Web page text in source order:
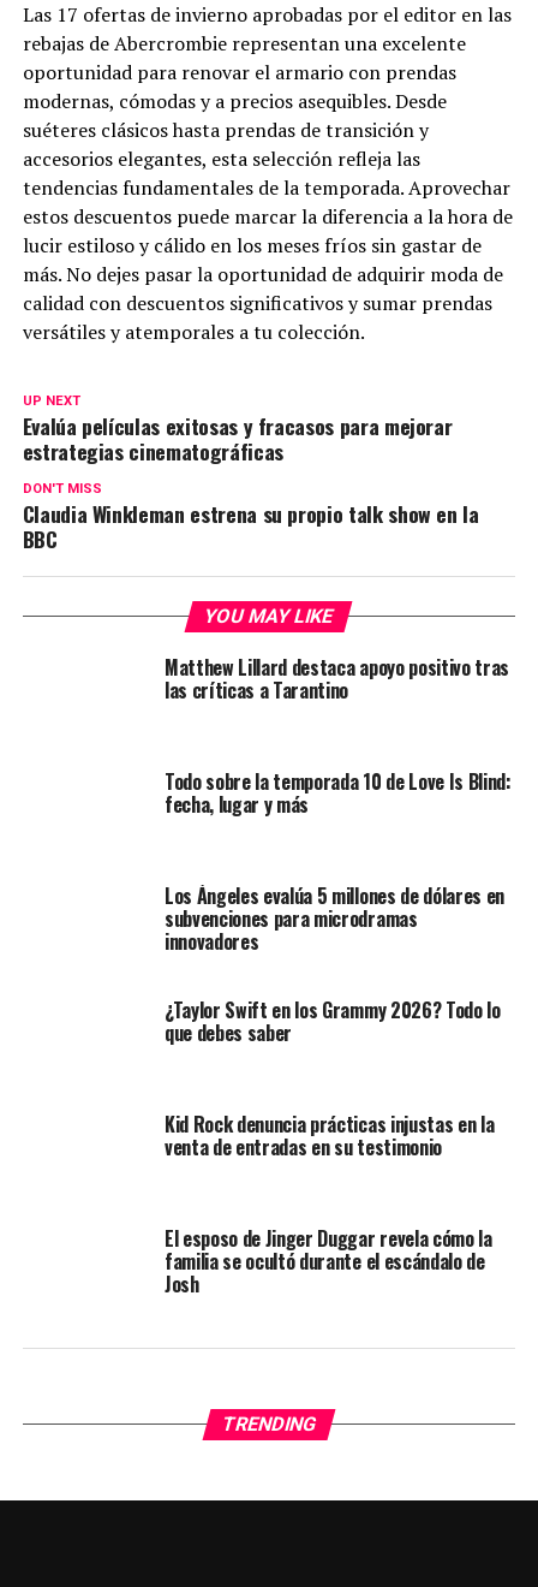
Las 17 ofertas de invierno aprobadas por el editor en las
rebajas de Abercrombie representan una excelente
oportunidad para renovar el armario con prendas
modernas, cómodas y a precios asequibles. Desde
suéteres clásicos hasta prendas de transición y
accesorios elegantes, esta selección refleja las
tendencias fundamentales de la temporada. Aprovechar
estos descuentos puede marcar la diferencia a la hora de
lucir estiloso y cálido en los meses fríos sin gastar de
más. No dejes pasar la oportunidad de adquirir moda de
calidad con descuentos significativos y sumar prendas
versátiles y atemporales a tu colección.
UP NEXT
Evalúa películas exitosas y fracasos para mejorar
estrategias cinematográficas
DON'T MISS
Claudia Winkleman estrena su propio talk show en la
BBC
YOU MAY LIKE
Matthew Lillard destaca apoyo positivo tras
las críticas a Tarantino
Todo sobre la temporada 10 de Love Is Blind:
fecha, lugar y más
Los Ángeles evalúa 5 millones de dólares en
subvenciones para microdramas
innovadores
¿Taylor Swift en los Grammy 2026? Todo lo
que debes saber
Kid Rock denuncia prácticas injustas en la
venta de entradas en su testimonio
El esposo de Jinger Duggar revela cómo la
familia se ocultó durante el escándalo de
Josh
TRENDING